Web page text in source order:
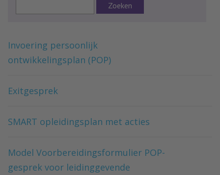
Zoeken
Invoering persoonlijk
ontwikkelingsplan (POP)
Exitgesprek
SMART opleidingsplan met acties
Model Voorbereidingsformulier POP-
gesprek voor leidinggevende